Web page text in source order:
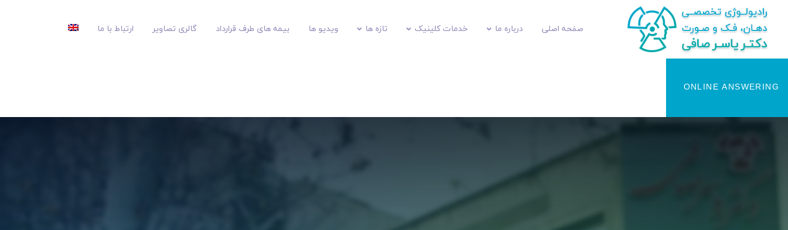
صفحه اصلی درباره ما خدمات کلینیک تازه ها ویدیو ها بیمه های طرف قرارداد گالری تصاویر ارتباط با ما
ONLINE ANSWERING